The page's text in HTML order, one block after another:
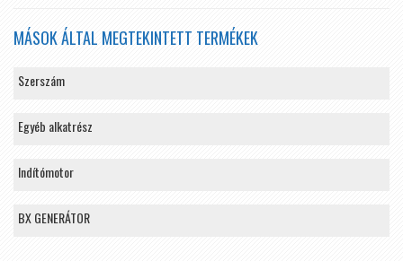
MÁSOK ÁLTAL MEGTEKINTETT TERMÉKEK
Szerszám
Egyéb alkatrész
Indítómotor
BX GENERÁTOR